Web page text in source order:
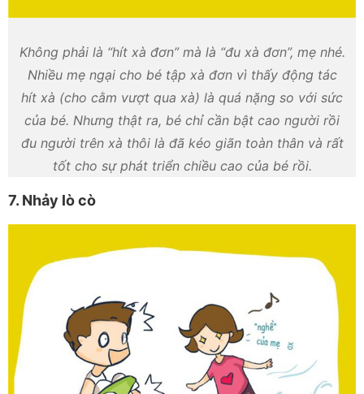
Không phải là “hít xà đơn” mà là “đu xà đơn”, mẹ nhé.
Nhiều mẹ ngại cho bé tập xà đơn vì thấy động tác
hít xà (cho cằm vượt qua xà) là quá nặng so với sức
của bé. Nhưng thật ra, bé chỉ cần bật cao người rồi
đu người trên xà thôi là đã kéo giãn toàn thân và rất
tốt cho sự phát triển chiều cao của bé rồi.
7. Nhảy lò cò